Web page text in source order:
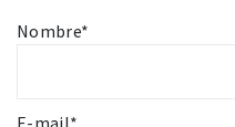
Nombre*